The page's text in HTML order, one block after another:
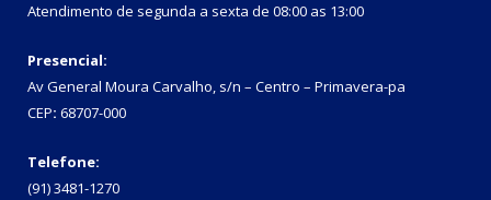
Atendimento de segunda a sexta de 08:00 as 13:00
Presencial:
Av General Moura Carvalho, s/n – Centro – Primavera-pa
CEP: 68707-000
Telefone:
(91) 3481-1270